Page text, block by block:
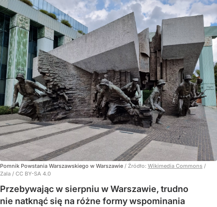
Pomnik Powstania Warszawskiego w Warszawie / Źródło: Wikimedia Commons /
Zala / CC BY-SA 4.0
Przebywając w sierpniu w Warszawie, trudno
nie natknąć się na różne formy wspominania